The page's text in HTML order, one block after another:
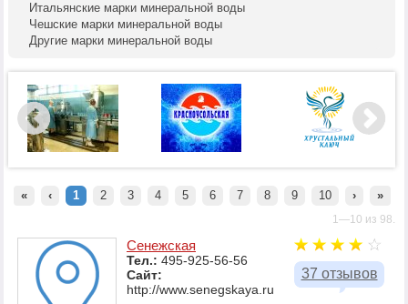
Итальянские марки минеральной воды
Чешские марки минеральной воды
Другие марки минеральной воды
« ‹ 1 2 3 4 5 6 7 8 9 10 › »
1—10 из 98.
37 отзывов
Сенежская
Тел.: 495-925-56-56
Сайт:
http://www.senegskaya.ru